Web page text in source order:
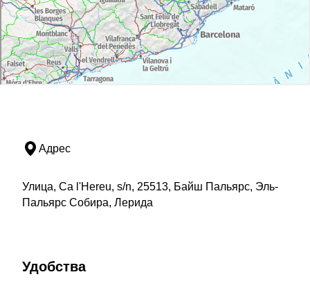
Адрес
Улица, Ca l'Hereu, s/n, 25513, Байш Пальярс, Эль-
Пальярс Собира, Лерида
Удобства